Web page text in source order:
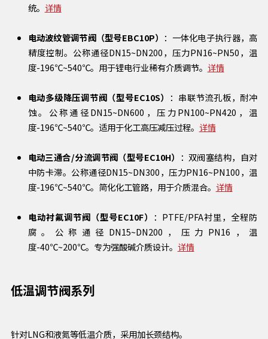
统。 详情
电动波纹管调节阀（型号EBC10P） ：一体化电子执行器，高
精度控制。公称通径DN15~DN200，压力PN16~PN50，温
度-196℃~540℃。用于锂电行业稀有介质调节。 详情
电动多级降压调节阀（型号EC10S）
：串联节流孔板，耐冲
蚀。公称通径DN15~DN600，压力PN100~PN420，温
度-196℃~540℃。适用于化工高压减压过程。 详情
电动三通合/分流调节阀（型号EC10H）
：双阀塞结构，自对
中防卡滞。公称通径DN15~DN300，压力PN16~PN100，温
度-196℃~540℃。简化化工管路，用于介质混合。 详情
电动衬氟调节阀（型号EC10F）
：PTFE/PFA衬里，全程防
腐。公称通径DN15~DN200，压力PN16，温
度-40℃~200℃。专为强酸碱介质设计。 详情
低温调节阀系列
针对LNG和液氮等低温介质，采用加长颈结构。